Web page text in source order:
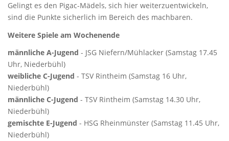
Gelingt es den Pigac-Mädels, sich hier weiterzuentwickeln,
sind die Punkte sicherlich im Bereich des machbaren.
Weitere Spiele am Wochenende
männliche A-Jugend - JSG Niefern/Mühlacker (Samstag 17.45
Uhr, Niederbühl)
weibliche C-Jugend - TSV Rintheim (Samstag 16 Uhr,
Niederbühl)
männliche C-Jugend - TSV Rintheim (Samstag 14.30 Uhr,
Niederbühl)
gemischte E-Jugend - HSG Rheinmünster (Samstag 11.45 Uhr,
Niederbühl)